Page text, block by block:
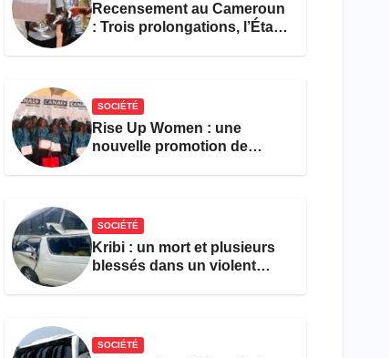
Recensement au Cameroun
: Trois prolongations, l’État
SOCIÉTÉ
Rise Up Women : une
nouvelle promotion de
SOCIÉTÉ
Kribi : un mort et plusieurs
blessés dans un violent
SOCIÉTÉ